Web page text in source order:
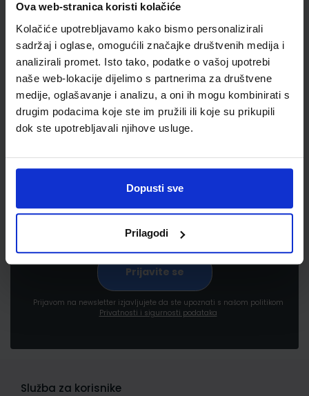
Ova web-stranica koristi kolačiće
Kolačiće upotrebljavamo kako bismo personalizirali
sadržaj i oglase, omogućili značajke društvenih medija i
analizirali promet. Isto tako, podatke o vašoj upotrebi
naše web-lokacije dijelimo s partnerima za društvene
medije, oglašavanje i analizu, a oni ih mogu kombinirati s
drugim podacima koje ste im pružili ili koje su prikupili
dok ste upotrebljavali njihove usluge.
Dopusti sve
Prilagodi
Newsletter prijava
Prijavite se kako bi primali informacije o novim
proizvodima i uslugama, akcijama i drugim
pogodnostima
Prijavom na newsletter izjavljujete da ste upoznati s našom politikom
Privatnosti i sigurnosti podataka
Služba za korisnike